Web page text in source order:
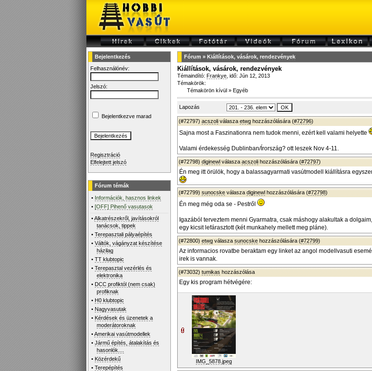
Bejelentkezés
Felhasználónév:
Jelszó:
Bejelentkezve marad
Regisztráció
Elfelejtett jelszó
Fórum témák
• Információk, hasznos linkek
•[OFF] Pihenő vasutasok
•Alkatrészekről, javításokról
tanácsok, tippek
•Terepasztali pályaépítés
•Váltók, vágányzat készítése
házilag
•TT klubtopic
•Terepasztal vezérlés és
elektronika
• DCC profiktól (nem csak)
profiknak
• H0 klubtopic
• Nagyvasutak
• Kérdések és üzenetek a
moderátoroknak
•Amerikai vasútmodellek
•Jármű építés, átalakítás és
hasonlók....
• Közérdekű
•Terepépítés
Fórum » Kiállítások, vásárok, rendezvények
Kiállítások, vásárok, rendezvények
Témaindító: Frankye , idő: Jún 12, 2013
Témakörök:
Témakörön kívül » Egyéb
Lapozás
(#72797) acszoli válasza etwg hozzászólására (#72796)
Sajna most a Faszinationra nem tudok menni, ezért kell valami helyette
Valami érdekesség Dublinban/Írország? ott leszek Nov 4-11.
(#72798) diginewl válasza acszoli hozzászólására (#72797)
Én meg itt örülök, hogy a balassagyarmati vasútmodell kiállításra
(#72799) sunocske válasza diginewl hozzászólására (#72798)
Én meg még oda se - Pestről
Igazából terveztem menni Gyarmatra, csak máshogy alakultak a
egy kicsit lefárasztott (két munkahely mellett meg pláne).
(#72800) etwg válasza sunocske hozzászólására (#72799)
Az informacios rovatbe beraktam egy linket az angol modellvasuti
irek is vannak.
(#73032) tumikas hozzászólása
Egy kis program hétvégére:
IMG_5878.jpeg